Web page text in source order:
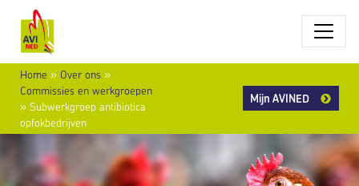
Home » Over ons »
Commissies en werkgroepen
» Subwerkgroep antibiotica
opfokbedrijven
Mijn AVINED